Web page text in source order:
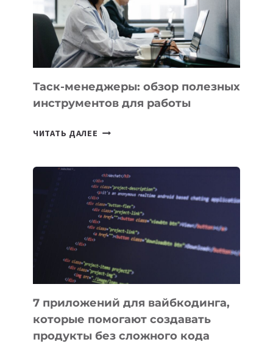
ДО
102
СТРАН
Таск-менеджеры: обзор полезных
инструментов для работы
ЧИТАТЬ ДАЛЕЕ ТАСК-
ПОЛЕЗНЫХ
ИНСТРУМЕНТОВ
ДЛЯ
РАБОТЫ
7 приложений для вайбкодинга,
которые помогают создавать
продукты без сложного кода